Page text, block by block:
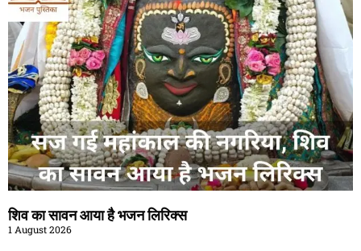
शिव का सावन आया है भजन लिरिक्स
1 August 2026